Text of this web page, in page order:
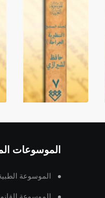
الموسوعات
الموسوعة